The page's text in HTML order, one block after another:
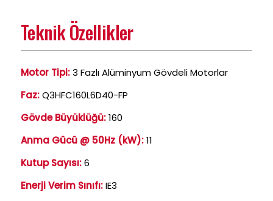
Teknik Özellikler
Motor Tipi:3 Fazlı Alüminyum Gövdeli Motorlar
Faz:Q3HFC160L6D40-FP
Gövde Büyüklüğü:160
Anma Gücü @ 50Hz (kW):11
Kutup Sayısı:6
Enerji Verim Sınıfı:IE3